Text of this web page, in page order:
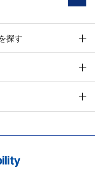
探す